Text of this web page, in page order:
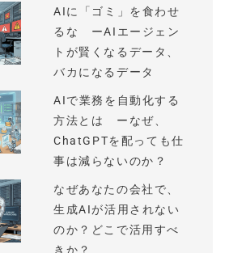
AIに「ゴミ」を食わせ
るな ーAIエージェン
トが賢くなるデータ、
バカになるデータ
AIで業務を自動化する
方法とは ーなぜ、
ChatGPTを配っても仕
事は減らないのか？
なぜあなたの会社で、
生成AIが活用されない
のか？どこで活用すべ
きか？